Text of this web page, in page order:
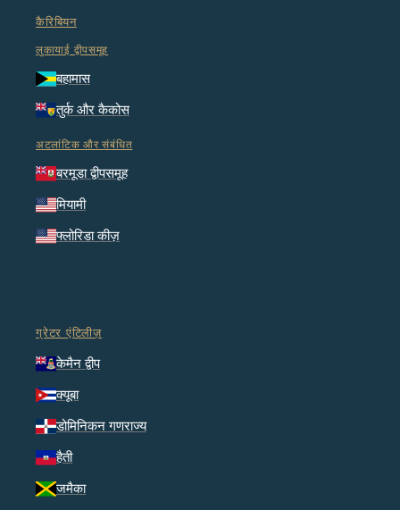
कैरिबियन
लुकायाई द्वीपसमूह
बहामास
तुर्क और कैकोस
अटलांटिक और संबंधित
बरमूडा द्वीपसमूह
मियामी
फ्लोरिडा कीज़
ग्रेटर एंटिलीज़
केमैन द्वीप
क्यूबा
डोमिनिकन गणराज्य
हैती
जमैका